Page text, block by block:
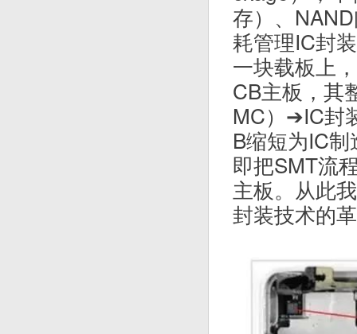
存）、
耗管理IC封
一块载板上
CB主板，其
MC）➔IC封
B缩短为IC
即把SMT流
主板。从此
封装技术的